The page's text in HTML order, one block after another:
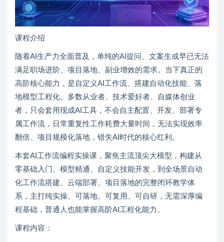
课程介绍
随着AI生产力全面普及，单纯的AI提问、文案生成早已无法
满足职场进阶、项目落地、副业增效的需求。当下真正的
高阶核心能力，是自定义AI工作流、搭建自动化技能、落
地模型工程化。多数从业者、技术爱好者、自媒体创业
者，只会套用现成AI工具，不会自主配置、开发、部署专
属工作流，日常重复性工作耗费大量时间，无法实现效率
翻倍、项目规模化落地，错失AI时代的核心红利。
本套AI工作流编程实操课，聚焦主流顶尖大模型，构建从
零基础入门、模型精通、自定义技能开发，到全场景自动
化工作流搭建、云端部署、项目落地的完整闭环教学体
系，主打纯实操、可落地、可复用、可自研，无需深厚编
程基础，普通人也能掌握高阶AI工程化能力。
课程内容：